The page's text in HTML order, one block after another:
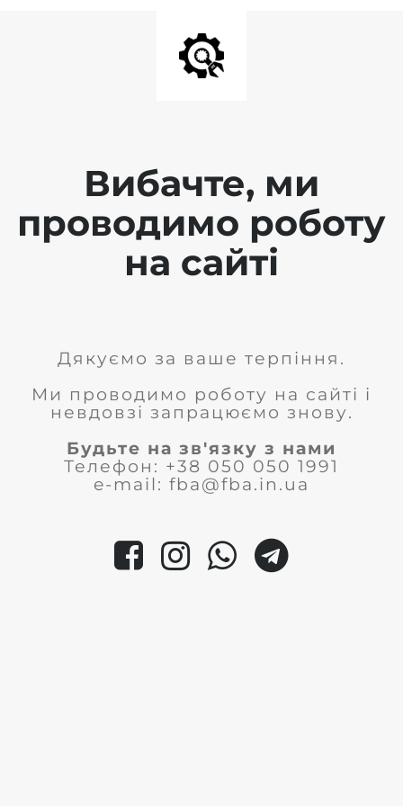
Вибачте, ми
проводимо роботу
на сайті
Дякуємо за ваше терпіння.
Ми проводимо роботу на сайті і
невдовзі запрацюємо знову.
Будьте на зв'язку з нами
Телефон: +38 050 050 1991
e-mail: fba@fba.in.ua